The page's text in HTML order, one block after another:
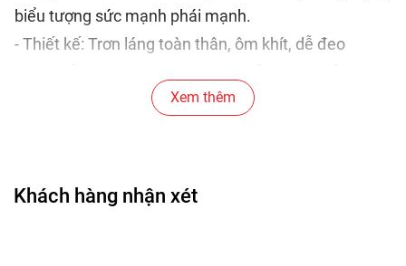
biểu tượng sức mạnh phái mạnh.
- Thiết kế: Trơn láng toàn thân, ôm khít, dễ đeo
chân thật như không đeo
nam giới kích thước lớn
- Quy cách: hộp 10 chiếc.
Xem thêm
Khách hàng nhận xét